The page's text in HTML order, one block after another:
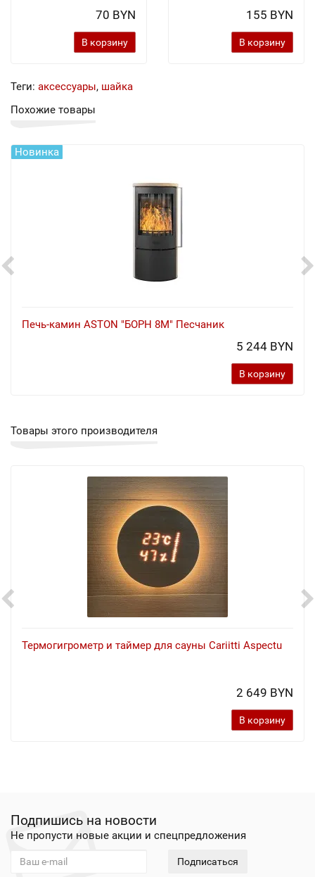
70 BYN
В корзину
155 BYN
В корзину
Теги: аксессуары, шайка
Похожие товары
Новинка
Печь-камин ASTON "БОРН 8М" Песчаник
5 244 BYN
В корзину
Товары этого производителя
Термогигрометр и таймер для сауны Cariitti Aspectu
2 649 BYN
В корзину
Подпишись на новости
Не пропусти новые акции и спецпредложения
Подписаться